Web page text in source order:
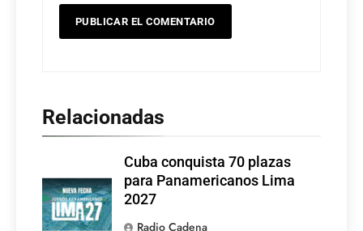
Relacionadas
Cuba conquista 70 plazas
para Panamericanos Lima
2027
Radio Cadena